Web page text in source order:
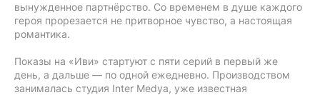
вынужденное партнёрство. Со временем в душе каждого
героя прорезается не притворное чувство, а настоящая
романтика.
Показы на «Иви» стартуют с пяти серий в первый же
день, а дальше — по одной ежедневно. Производством
занималась студия Inter Medya, уже известная